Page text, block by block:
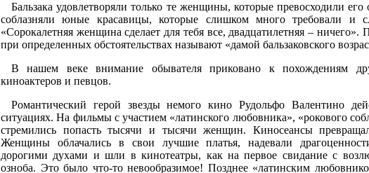
Бальзака удовлетворяли только те женщины, которые превосходили
соблазняли юные красавицы, которые слишком много требовали и
«Сорокалетняя женщина сделает для тебя все, двадцатилетняя –
при определенных обстоятельствах называют «дамой бальзаковского
В нашем веке внимание обывателя приковано к похождениям
киноактеров и певцов.
Романтический герой звезды немого кино Рудольфо Валентино
ситуациях. На фильмы с участием «латинского любовника», «рокового
стремились попасть тысячи и тысячи женщин. Киносеансы
Женщины облачались в свои лучшие платья, надевали
дорогими духами и шли в кинотеатры, как на первое свидание с
озноба. Это было что-то невообразимое! Позднее «латинским